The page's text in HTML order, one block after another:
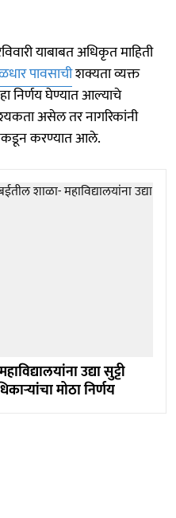
याबाबत अधिकृत माहिती
पावसाचीशक्यता व्यक्त
निर्णय घेण्यात आल्याचे
असेल तर नागरिकांनी
करण्यात आले.
उद्या सुट्टी
मोठा निर्णय